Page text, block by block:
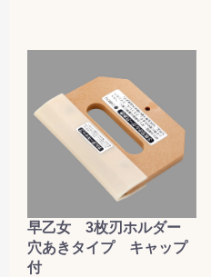
早乙女 3枚刃ホルダー
穴あきタイプ キャップ
付